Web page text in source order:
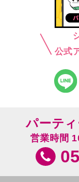
公式
パーテ
営業時間